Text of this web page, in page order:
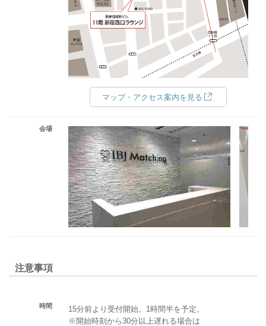
マップ・アクセス案内を見る
会場
注意事項
時間
15分前より受付開始。1時間半を予定。
※開始時刻から30分以上遅れる場合は